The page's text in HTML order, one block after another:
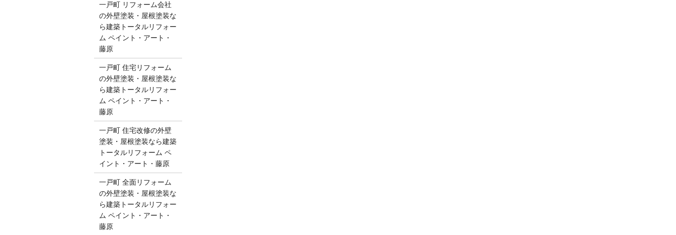
一戸町 リフォーム会社
の外壁塗装・屋根塗装な
ら建築トータルリフォー
ム ペイント・アート・
藤原
一戸町 住宅リフォーム
の外壁塗装・屋根塗装な
ら建築トータルリフォー
ム ペイント・アート・
藤原
一戸町 住宅改修の外壁
塗装・屋根塗装なら建築
トータルリフォーム ペ
イント・アート・藤原
一戸町 全面リフォーム
の外壁塗装・屋根塗装な
ら建築トータルリフォー
ム ペイント・アート・
藤原